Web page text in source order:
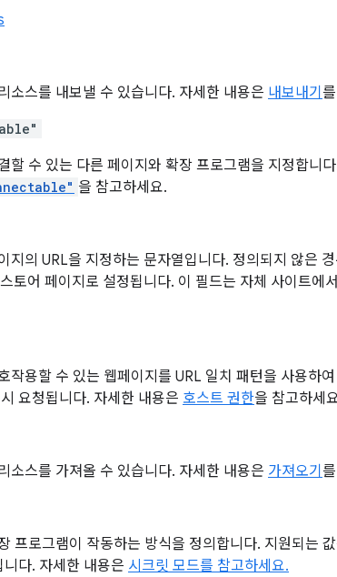
소스를 내보낼 수 있습니다. 자세한 내용은 내보내기
할 수 있는 다른 페이지와 확장 프로그램을 지정합니
을 참고하세요.
지의 URL을 지정하는 문자열입니다. 정의되지 않은
토어 페이지로 설정됩니다. 이 필드는 자체 사이트에서
작용할 수 있는 웹페이지를 URL 일치 패턴을 사용하
요청됩니다. 자세한 내용은 호스트 권한을 참고하세
소스를 가져올 수 있습니다. 자세한 내용은 가져오기
프로그램이 작동하는 방식을 정의합니다. 지원되는
니다. 자세한 내용은 시크릿 모드를 참고하세요.